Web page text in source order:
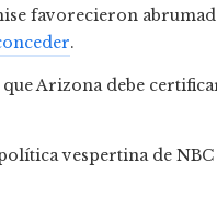
favorecieron
.
que Arizona debe
vespertina de NBC